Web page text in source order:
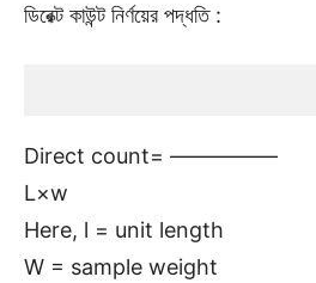
ডিরেক্ট কাউন্ট নির্ণয়ের পদ্ধতি :
Direct count= —————
L×w
Here, l = unit length
W = sample weight